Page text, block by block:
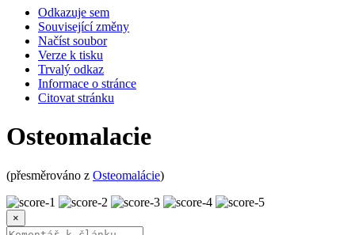
Odkazuje sem
Související změny
Načíst soubor
Verze k tisku
Trvalý odkaz
Informace o stránce
Citovat stránku
Osteomalacie
(přesměrováno z Osteomalácie)
×